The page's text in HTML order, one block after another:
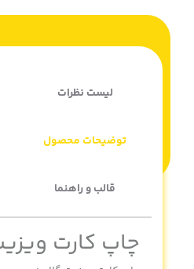
لیست نظرات
توضیحات محصول
قالب و راهنما
چاپ کارت